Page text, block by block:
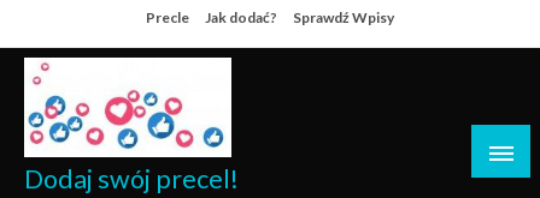
to
content
Precle Jak dodać? Sprawdź Wpisy
Dodaj swój precel!